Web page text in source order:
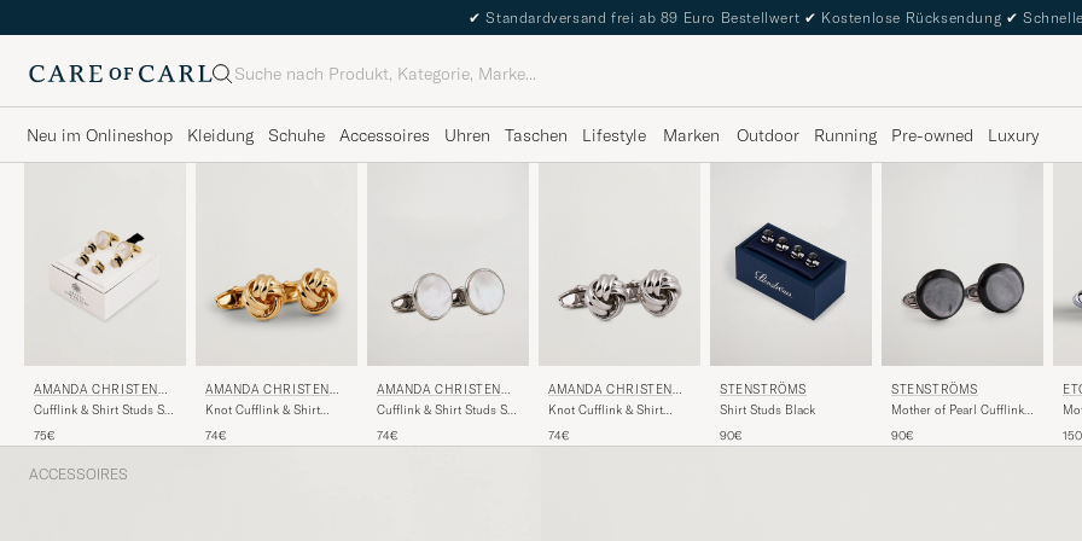
✔ Standardversand frei ab 89 Euro Bestellwert ✔ Kostenlose Rücksendung ✔
Suche
Neu im Onlineshop Kleidung Schuhe Accessoires Uhren Taschen Lifestyle Marken Outdoor Running Pre-owned Luxury
AMANDA CHRISTENSE
N
Cufflink & Shirt Studs Set
75€
AMANDA CHRISTENSE
N
Knot Cufflink & Shirt
74€
AMANDA CHRISTENSE
N
Cufflink & Shirt Studs Set
74€
AMANDA CHRISTENSE
N
Knot Cufflink & Shirt
74€
STENSTRÖMS
Shirt Studs Black
90€
STENSTRÖMS
Mother of Pearl Cufflink
90€
ACCESSOIRES